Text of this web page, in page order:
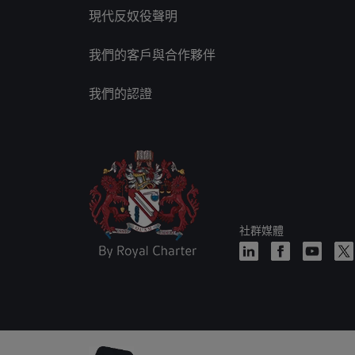
現代反奴役聲明
我們的客戶與合作夥伴
我們的認證
社群媒體